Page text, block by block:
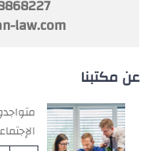
law.com
عن مكتبنا